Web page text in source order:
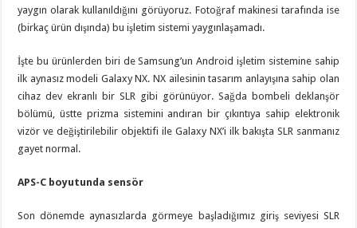
yaygın olarak kullanıldığını görüyoruz. Fotoğraf makinesi tarafında ise
(birkaç ürün dışında) bu işletim sistemi yaygınlaşamadı.
İşte bu ürünlerden biri de Samsung’un Android işletim sistemine sahip
ilk aynasız modeli Galaxy NX. NX ailesinin tasarım anlayışına sahip olan
cihaz dev ekranlı bir SLR gibi görünüyor. Sağda bombeli deklanşör
bölümü, üstte prizma sistemini andıran bir çıkıntıya sahip elektronik
vizör ve değiştirilebilir objektifi ile Galaxy NX’i ilk bakışta SLR sanmanız
gayet normal.
APS-C boyutunda sensör
Son dönemde aynasızlarda görmeye başladığımız giriş seviyesi SLR